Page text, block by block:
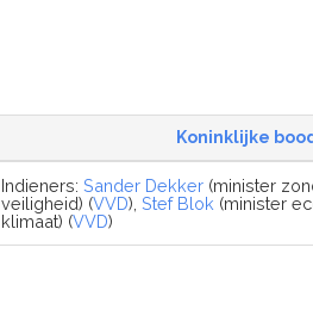
Koninklijke
Indieners:Sander Dekker (minister
veiligheid) (VVD),Stef Blok (minister
klimaat) (VVD)